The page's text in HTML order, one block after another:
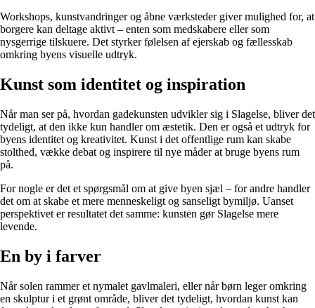
Workshops, kunstvandringer og åbne værksteder giver mulighed for, at
borgere kan deltage aktivt – enten som medskabere eller som
nysgerrige tilskuere. Det styrker følelsen af ejerskab og fællesskab
omkring byens visuelle udtryk.
Kunst som identitet og inspiration
Når man ser på, hvordan gadekunsten udvikler sig i Slagelse, bliver det
tydeligt, at den ikke kun handler om æstetik. Den er også et udtryk for
byens identitet og kreativitet. Kunst i det offentlige rum kan skabe
stolthed, vække debat og inspirere til nye måder at bruge byens rum
på.
For nogle er det et spørgsmål om at give byen sjæl – for andre handler
det om at skabe et mere menneskeligt og sanseligt bymiljø. Uanset
perspektivet er resultatet det samme: kunsten gør Slagelse mere
levende.
En by i farver
Når solen rammer et nymalet gavlmaleri, eller når børn leger omkring
en skulptur i et grønt område, bliver det tydeligt, hvordan kunst kan